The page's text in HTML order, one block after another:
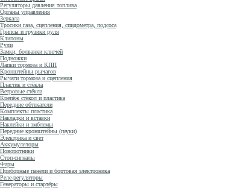
Регуляторы давления топлива
Органы управления
Зеркала
Тросики газа, сцепления, спидометра, подсоса
Грипсы и грузики руля
Клипоны
Рули
Замки, болванки ключей
Подножки
Лапки тормоза и КПП
Кронштейны рычагов
Рычаги тормоза и сцепления
Пластик и стёкла
Ветровые стёкла
Крепёж стёкол и пластика
Передние обтекатели
Комплекты пластика
Накладки и вставки
Наклейки и эмблемы
Передние кронштейны (пауки)
Электрика и свет
Аккумуляторы
Поворотники
Стоп-сигналы
Фары
Приборные панели и бортовая электроника
Реле-регуляторы
Генераторы и стартёры